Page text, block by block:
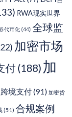
RWA现实世界
代币化 (44) 全球监
加密市场
付 (188) 加
境支付(91) 加密货
(51) 合规案例